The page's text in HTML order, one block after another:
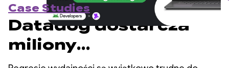
Case Studies
Datadog dostarcza
miliony
szczegółowych